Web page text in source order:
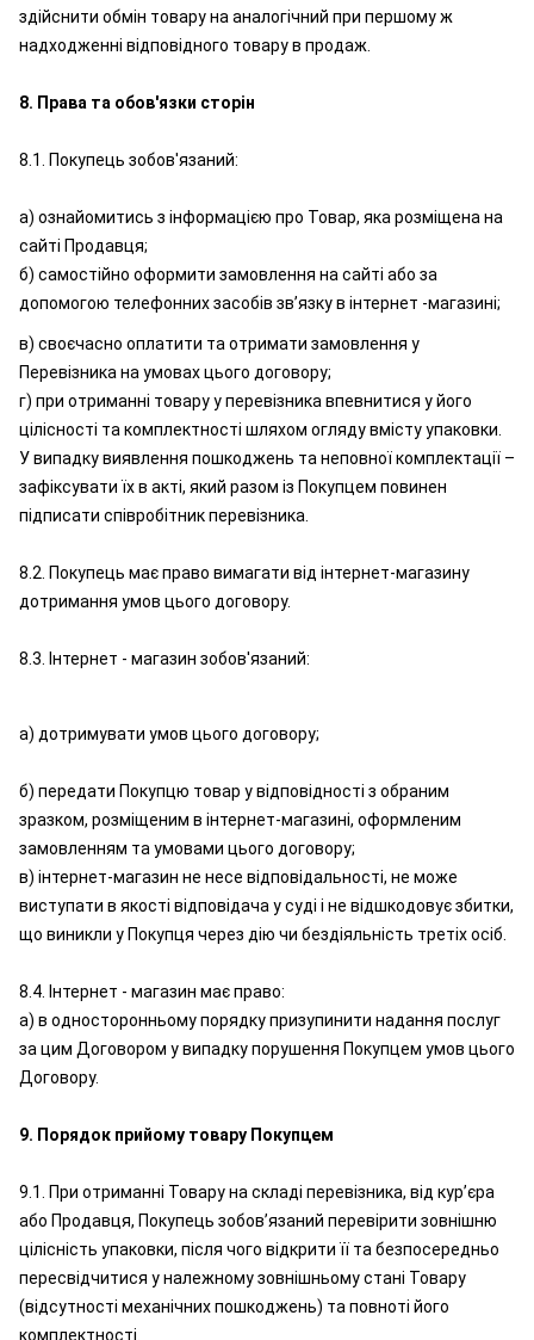
здійснити обмін товару на аналогічний при першому ж
надходженні відповідного товару в продаж.
8. Права та обов'язки сторін
8.1. Покупець зобов'язаний:
а) ознайомитись з інформацією про Товар, яка розміщена на
сайті Продавця;
б) самостійно оформити замовлення на сайті або за
допомогою телефонних засобів зв’язку в інтернет -магазині;
в) своєчасно оплатити та отримати замовлення у
Перевізника на умовах цього договору;
г) при отриманні товару у перевізника впевнитися у його
цілісності та комплектності шляхом огляду вмісту упаковки.
У випадку виявлення пошкоджень та неповної комплектації –
зафіксувати їх в акті, який разом із Покупцем повинен
підписати співробітник перевізника.
8.2. Покупець має право вимагати від інтернет-магазину
дотримання умов цього договору.
8.3. Інтернет - магазин зобов'язаний:
а) дотримувати умов цього договору;
б) передати Покупцю товар у відповідності з обраним
зразком, розміщеним в інтернет-магазині, оформленим
замовленням та умовами цього договору;
в) інтернет-магазин не несе відповідальності, не може
виступати в якості відповідача у суді і не відшкодовує збитки,
що виникли у Покупця через дію чи бездіяльність третіх осіб.
8.4. Інтернет - магазин має право:
а) в односторонньому порядку призупинити надання послуг
за цим Договором у випадку порушення Покупцем умов цього
Договору.
9. Порядок прийому товару Покупцем
9.1. При отриманні Товару на складі перевізника, від кур’єра
або Продавця, Покупець зобов’язаний перевірити зовнішню
цілісність упаковки, після чого відкрити її та безпосередньо
пересвідчитися у належному зовнішньому стані Товару
(відсутності механічних пошкоджень) та повноті його
комплектності.